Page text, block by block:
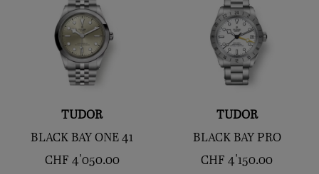
TUDOR
BLACK BAY ONE 41
CHF 4'050.00
TUDOR
BLACK BAY PRO
CHF 4'150.00